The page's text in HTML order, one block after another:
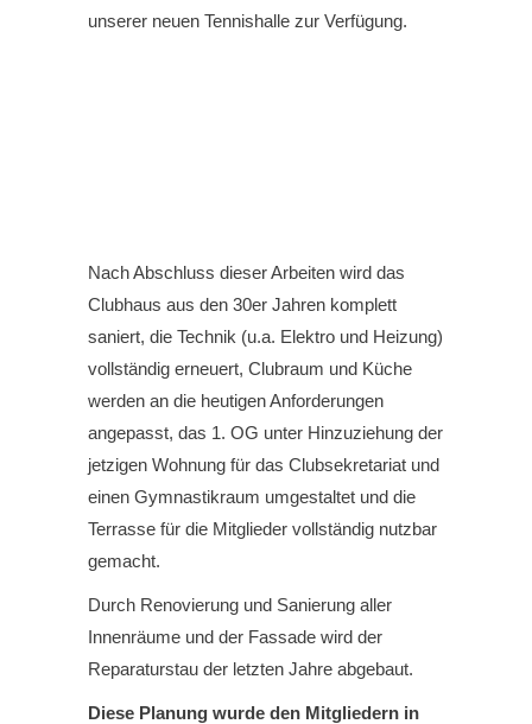
unserer neuen Tennishalle zur Verfügung.
Nach Abschluss dieser Arbeiten wird das
Clubhaus aus den 30er Jahren komplett
saniert, die Technik (u.a. Elektro und Heizung)
vollständig erneuert, Clubraum und Küche
werden an die heutigen Anforderungen
angepasst, das 1. OG unter Hinzuziehung der
jetzigen Wohnung für das Clubsekretariat und
einen Gymnastikraum umgestaltet und die
Terrasse für die Mitglieder vollständig nutzbar
gemacht.
Durch Renovierung und Sanierung aller
Innenräume und der Fassade wird der
Reparaturstau der letzten Jahre abgebaut.
Diese Planung wurde den Mitgliedern in